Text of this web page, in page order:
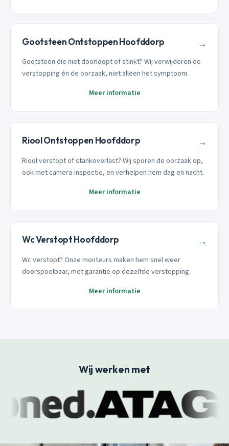
Gootsteen Ontstoppen Hoofddorp →
Gootsteen die niet doorloopt of stinkt? Wij verwijderen de
verstopping én de oorzaak, niet alleen het symptoom.
Meer informatie
Riool Ontstoppen Hoofddorp →
Riool verstopt of stankoverlast? Wij sporen de oorzaak op,
ook met camera-inspectie, en verhelpen hem dag en nacht.
Meer informatie
Wc Verstopt Hoofddorp →
Wc verstopt? Onze monteurs maken hem snel weer
doorspoelbaar, met garantie op dezelfde verstopping.
Meer informatie
Wij werken met